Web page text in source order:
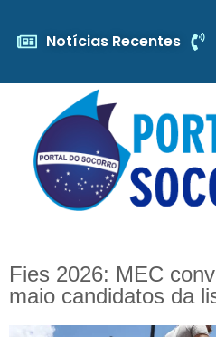
Notícias Recentes
Fies 2026: MEC
maio candidatos da